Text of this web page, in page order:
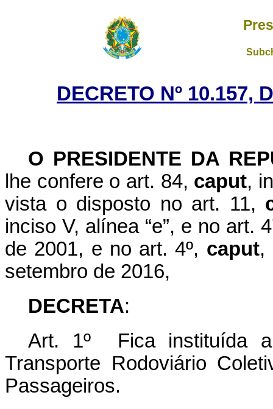
DECRETO Nº 10.157,
O PRESIDENTE DA
lhe confere o art. 84, caput,
vista o disposto no art. 11,
inciso V, alínea “e”, e no art.
de 2001, e no art. 4º, caput,
setembro de 2016,
DECRETA:
Art. 1º Fica instituída
Transporte Rodoviário
Passageiros.